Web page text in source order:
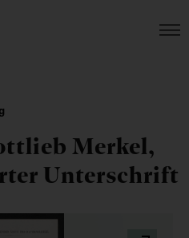
Merkel,
Unterschrift